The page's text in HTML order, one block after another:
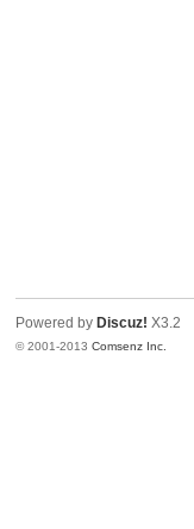
Powered by Discuz! X3.2
© 2001-2013Comsenz Inc.